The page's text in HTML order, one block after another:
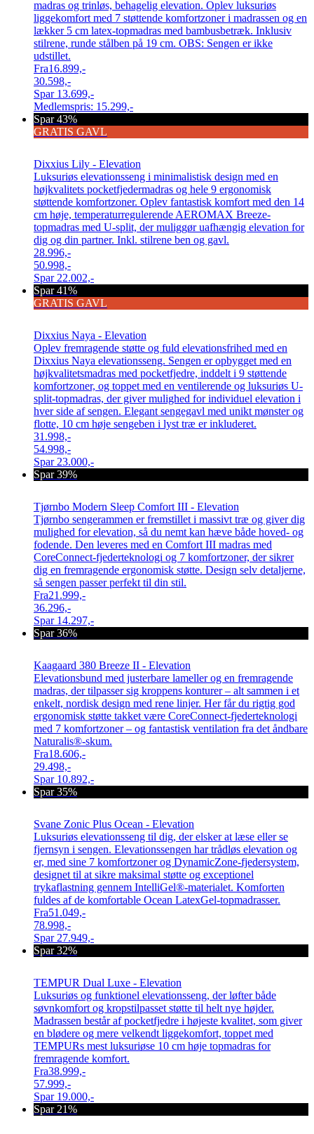
madras og trinløs, behagelig elevation. Oplev luksuriøs
liggekomfort med 7 støttende komfortzoner i madrassen og en
lækker 5 cm latex-topmadras med bambusbetræk. Inklusiv
stilrene, runde stålben på 19 cm. OBS: Sengen er ikke
udstillet.
Fra16.899,-
30.598,-
Spar 13.699,-
Medlemspris: 15.299,-
Spar 43%
GRATIS GAVL
Dixxius Lily - Elevation
Luksuriøs elevationsseng i minimalistisk design med en
højkvalitets pocketfjedermadras og hele 9 ergonomisk
støttende komfortzoner. Oplev fantastisk komfort med den 14
cm høje, temperaturregulerende AEROMAX Breeze-
topmadras med U-split, der muliggør uafhængig elevation for
dig og din partner. Inkl. stilrene ben og gavl.
28.996,-
50.998,-
Spar 22.002,-
Spar 41%
GRATIS GAVL
Dixxius Naya - Elevation
Oplev fremragende støtte og fuld elevationsfrihed med en
Dixxius Naya elevationsseng. Sengen er opbygget med en
højkvalitetsmadras med pocketfjedre, inddelt i 9 støttende
komfortzoner, og toppet med en ventilerende og luksuriøs U-
split-topmadras, der giver mulighed for individuel elevation i
hver side af sengen. Elegant sengegavl med unikt mønster og
flotte, 10 cm høje sengeben i lyst træ er inkluderet.
31.998,-
54.998,-
Spar 23.000,-
Spar 39%
Tjørnbo Modern Sleep Comfort III - Elevation
Tjørnbo sengerammen er fremstillet i massivt træ og giver dig
mulighed for elevation, så du nemt kan hæve både hoved- og
fodende. Den leveres med en Comfort III madras med
CoreConnect-fjederteknologi og 7 komfortzoner, der sikrer
dig en fremragende ergonomisk støtte. Design selv detaljerne,
så sengen passer perfekt til din stil.
Fra21.999,-
36.296,-
Spar 14.297,-
Spar 36%
Kaagaard 380 Breeze II - Elevation
Elevationsbund med justerbare lameller og en fremragende
madras, der tilpasser sig kroppens konturer – alt sammen i et
enkelt, nordisk design med rene linjer. Her får du rigtig god
ergonomisk støtte takket være CoreConnect-fjederteknologi
med 7 komfortzoner – og fantastisk ventilation fra det åndbare
Naturalis®-skum.
Fra18.606,-
29.498,-
Spar 10.892,-
Spar 35%
Svane Zonic Plus Ocean - Elevation
Luksuriøs elevationsseng til dig, der elsker at læse eller se
fjernsyn i sengen. Elevationssengen har trådløs elevation og
er, med sine 7 komfortzoner og DynamicZone-fjedersystem,
designet til at sikre maksimal støtte og exceptionel
trykaflastning gennem IntelliGel®-materialet. Komforten
fuldes af de komfortable Ocean LatexGel-topmadrasser.
Fra51.049,-
78.998,-
Spar 27.949,-
Spar 32%
TEMPUR Dual Luxe - Elevation
Luksuriøs og funktionel elevationsseng, der løfter både
søvnkomfort og kropstilpasset støtte til helt nye højder.
Madrassen består af pocketfjedre i højeste kvalitet, som giver
en blødere og mere velkendt liggekomfort, toppet med
TEMPURs mest luksuriøse 10 cm høje topmadras for
fremragende komfort.
Fra38.999,-
57.999,-
Spar 19.000,-
Spar 21%